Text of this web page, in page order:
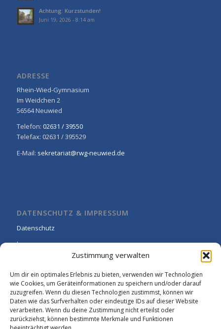
Zustimmung verwalten
Um dir ein optimales Erlebnis zu bieten, verwenden wir Technologien
wie Cookies, um Geräteinformationen zu speichern und/oder darauf
zuzugreifen. Wenn du diesen Technologien zustimmst, können wir
Daten wie das Surfverhalten oder eindeutige IDs auf dieser Website
verarbeiten. Wenn du deine Zustimmung nicht erteilst oder
zurückziehst, können bestimmte Merkmale und Funktionen
Achtung: Kurzstunden!
Juni 19, 2026 - 8:14 am
ADRESSE
Rhein-Wied-Gymnasium
Im Weidchen 2
56564 Neuwied
Telefon: 02631 / 39550
Telefax: 02631 / 395529
E-Mail: sekretariat@rwg-neuwied.de
DATENSCHUTZ & IMPRESSUM
Datenschutz
Impressum
Cookie-Richtlinie (EU)